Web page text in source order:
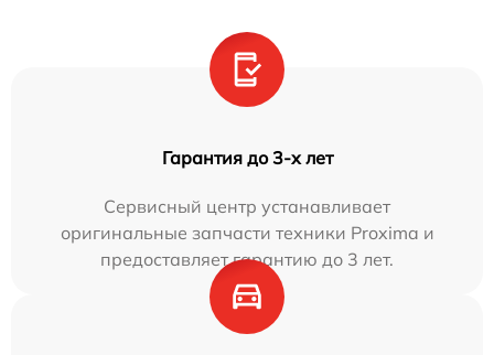
Гарантия до 3-х лет
Сервисный центр устанавливает
оригинальные запчасти техники Proxima и
предоставляет гарантию до 3 лет.